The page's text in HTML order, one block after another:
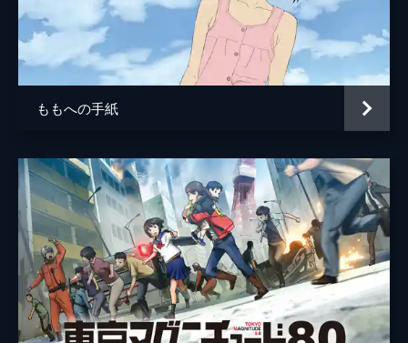
演出 徳野悠我
居村健治
アニメーション制作 コミックス・ウェーブ・フィルム
製作
川口典孝
ももへの手紙